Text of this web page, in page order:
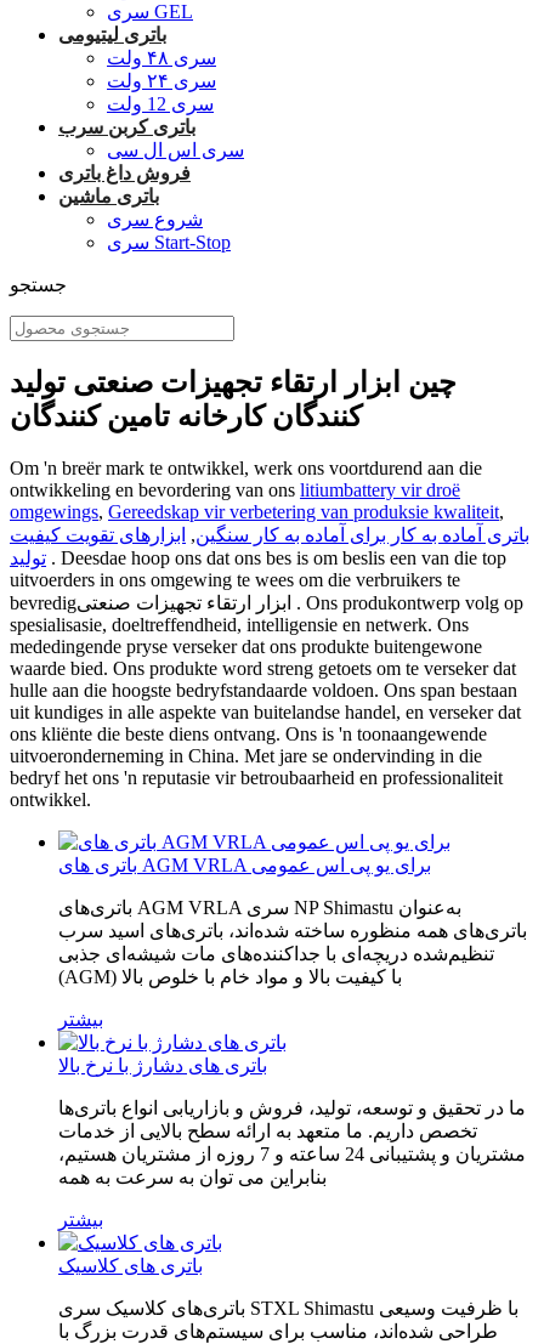
سری GEL
باتری لیتیومی
سری ۴۸ ولت
سری ۲۴ ولت
سری 12 ولت
باتری کربن سرب
سری اس ال سی
فروش داغ باتری
باتری ماشین
شروع سری
سری Start-Stop
جستجو
چین ابزار ارتقاء تجهیزات صنعتی تولید
کنندگان کارخانه تامین کنندگان
Om 'n breër mark te ontwikkel, werk ons ​​voortdurend aan die
ontwikkeling en bevordering van ons litiumbattery vir droë
omgewings, Gereedskap vir verbetering van produksie kwaliteit,
باتری آماده به کار برای آماده به کار سنگین, ابزارهای تقویت کیفیت
تولید . Deesdae hoop ons dat ons bes is om beslis een van die top
uitvoerders in ons omgewing te wees om die verbruikers te
bevredigابزار ارتقاء تجهیزات صنعتی . Ons produkontwerp volg op
spesialisasie, doeltreffendheid, intelligensie en netwerk. Ons
mededingende pryse verseker dat ons produkte buitengewone
waarde bied. Ons produkte word streng getoets om te verseker dat
hulle aan die hoogste bedryfstandaarde voldoen. Ons span bestaan ​​
uit kundiges in alle aspekte van buitelandse handel, en verseker dat
ons kliënte die beste diens ontvang. Ons is 'n toonaangewende
uitvoeronderneming in China. Met jare se ondervinding in die
bedryf het ons 'n reputasie vir betroubaarheid en professionaliteit
ontwikkel.
باتری های AGM VRLA برای یو پی اس عمومی
باتری‌های AGM VRLA سری NP Shimastu به‌عنوان
باتری‌های همه منظوره ساخته شده‌اند، باتری‌های اسید سرب
تنظیم‌شده دریچه‌ای با جداکننده‌های مات شیشه‌ای جذبی
(AGM) با کیفیت بالا و مواد خام با خلوص بالا
بیشتر
باتری های دشارژ با نرخ بالا
ما در تحقیق و توسعه، تولید، فروش و بازاریابی انواع باتری‌ها
تخصص داریم. ما متعهد به ارائه سطح بالایی از خدمات
مشتریان و پشتیبانی 24 ساعته و 7 روزه از مشتریان هستیم،
بنابراین می توان به سرعت به همه
بیشتر
باتری های کلاسیک
باتری‌های کلاسیک سری STXL Shimastu با ظرفیت وسیعی
طراحی شده‌اند، مناسب برای سیستم‌های قدرت بزرگ با